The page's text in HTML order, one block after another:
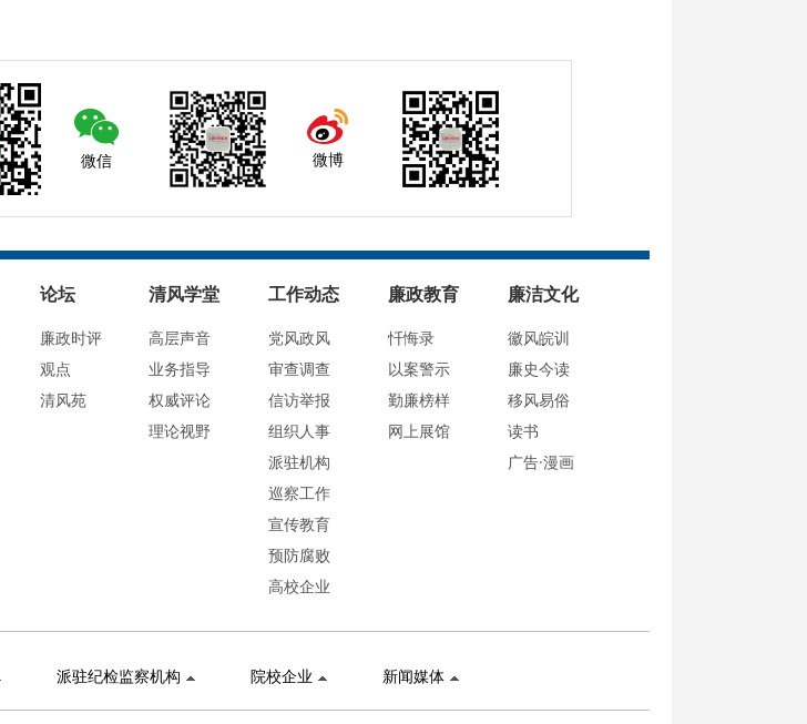
微信 微博
论坛
廉政时评
观点
清风苑
清风学堂
高层声音
业务指导
权威评论
理论视野
工作动态
党风政风
审查调查
信访举报
组织人事
派驻机构
巡察工作
宣传教育
预防腐败
高校企业
廉政教育
忏悔录
以案警示
勤廉榜样
网上展馆
廉洁文化
徽风皖训
廉史今读
移风易俗
读书
广告·漫画
派驻纪检监察机构 院校企业 新闻媒体